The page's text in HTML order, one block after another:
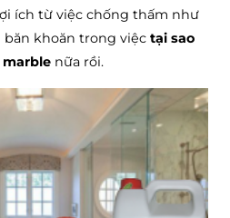
ích từ việc chống thấm như
khoăn trong việc tại sao
nữa rồi.